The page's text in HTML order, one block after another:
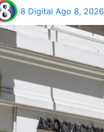
8 Digital Ago 8, 2026